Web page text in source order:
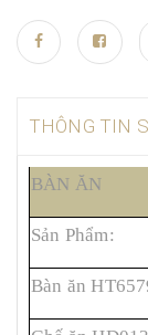
THÔNG TIN
BÀN ĂN
Sản Phẩm:
Bàn ăn